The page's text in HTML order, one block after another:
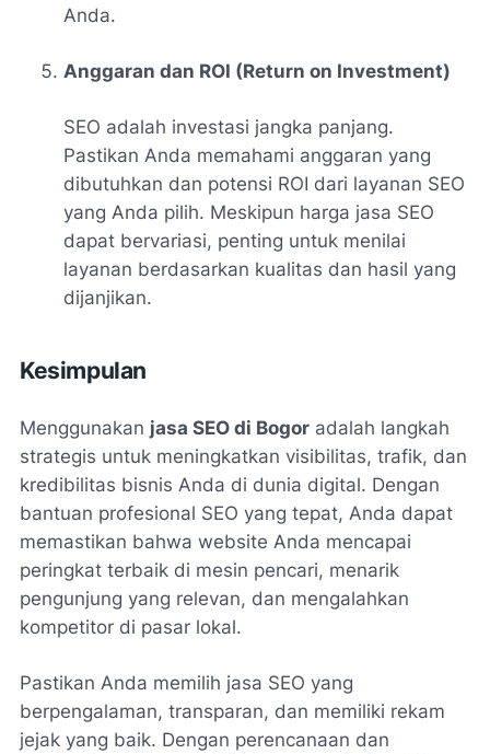
Anda.
Anggaran dan ROI (Return on Investment)
SEO adalah investasi jangka panjang.
Pastikan Anda memahami anggaran yang
dibutuhkan dan potensi ROI dari layanan SEO
yang Anda pilih. Meskipun harga jasa SEO
dapat bervariasi, penting untuk menilai
layanan berdasarkan kualitas dan hasil yang
dijanjikan.
Kesimpulan
Menggunakan jasa SEO di Bogor adalah langkah
strategis untuk meningkatkan visibilitas, trafik, dan
kredibilitas bisnis Anda di dunia digital. Dengan
bantuan profesional SEO yang tepat, Anda dapat
memastikan bahwa website Anda mencapai
peringkat terbaik di mesin pencari, menarik
pengunjung yang relevan, dan mengalahkan
kompetitor di pasar lokal.
Pastikan Anda memilih jasa SEO yang
berpengalaman, transparan, dan memiliki rekam
jejak yang baik. Dengan perencanaan dan